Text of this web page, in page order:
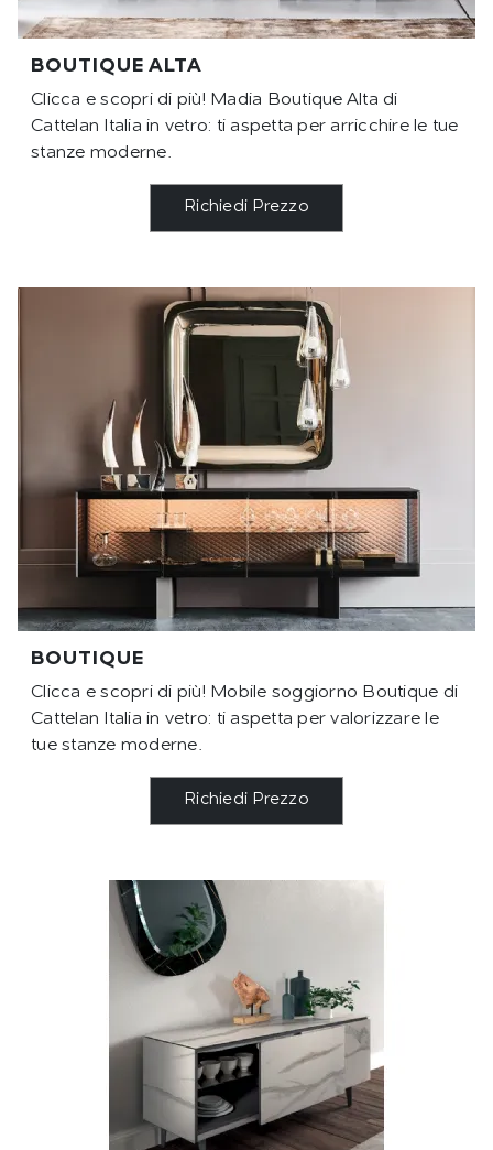
BOUTIQUE ALTA
Clicca e scopri di più! Madia Boutique Alta di
Cattelan Italia in vetro: ti aspetta per arricchire le tue
stanze moderne.
Richiedi Prezzo
BOUTIQUE
Clicca e scopri di più! Mobile soggiorno Boutique di
Cattelan Italia in vetro: ti aspetta per valorizzare le
tue stanze moderne.
Richiedi Prezzo